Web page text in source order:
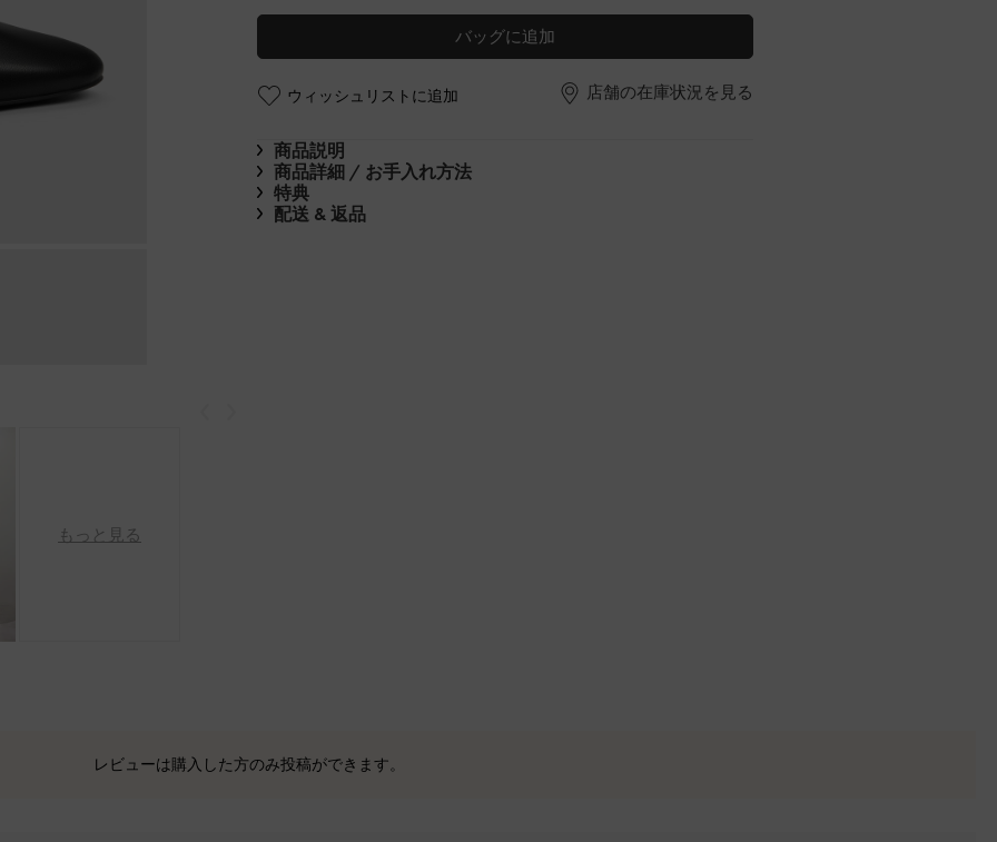
バッグに追加
ウィッシュリストに追加 店舗の在庫状況を見る
商品説明
商品詳細 / お手入れ方法
特典
配送 & 返品
もっと見る
レビューは購入した方のみ投稿ができます。